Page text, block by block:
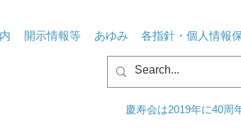
開示情報等 あゆみ 各指針・個人情報
慶寿会は2019年に40周